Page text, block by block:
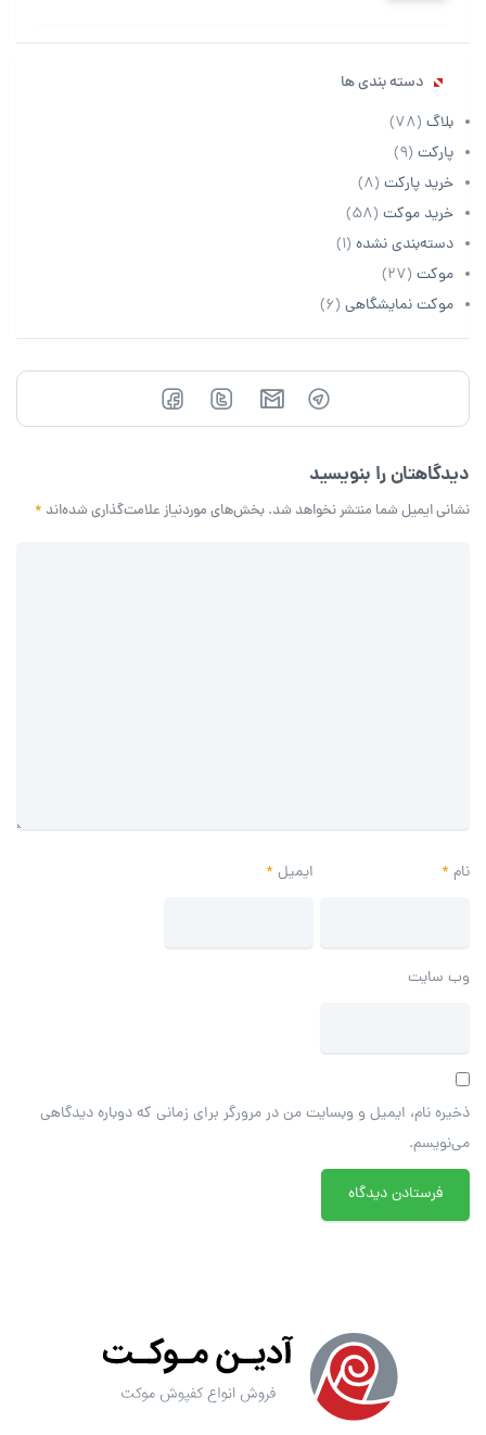
دسته بندی ها
بلاگ (78)
پارکت (9)
خرید پارکت (8)
خرید موکت (58)
دسته‌بندی نشده (1)
موکت (27)
موکت نمایشگاهی (6)
دیدگاهتان را بنویسید
نشانی ایمیل شما منتشر نخواهد شد. بخش‌های موردنیاز علامت‌گذاری شده‌اند *
نام* ایمیل*
وب‌ سایت
ذخیره نام، ایمیل و وبسایت من در مرورگر برای زمانی که دوباره دیدگاهی
می‌نویسم.